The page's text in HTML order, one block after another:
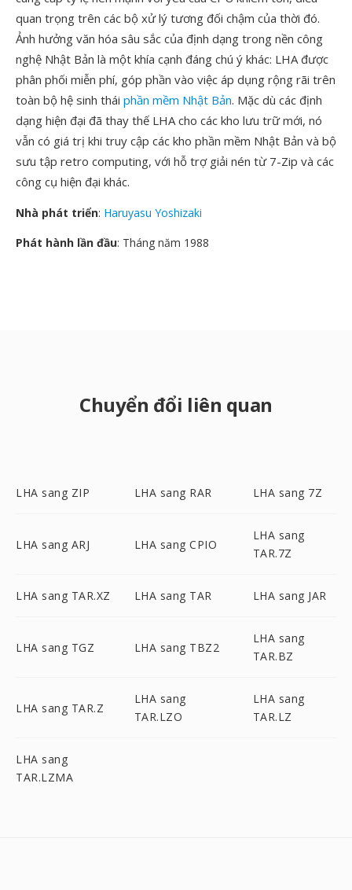
quan trọng trên các bộ xử lý tương đối chậm của thời đó.
Ảnh hưởng văn hóa sâu sắc của định dạng trong nền công
nghệ Nhật Bản là một khía cạnh đáng chú ý khác: LHA được
phân phối miễn phí, góp phần vào việc áp dụng rộng rãi trên
toàn bộ hệ sinh thái phần mềm Nhật Bản. Mặc dù các định
dạng hiện đại đã thay thế LHA cho các kho lưu trữ mới, nó
vẫn có giá trị khi truy cập các kho phần mềm Nhật Bản và bộ
sưu tập retro computing, với hỗ trợ giải nén từ 7-Zip và các
công cụ hiện đại khác.
Nhà phát triển: Haruyasu Yoshizaki
Phát hành lần đầu: Tháng năm 1988
Chuyển đổi liên quan
LHA sang ZIP LHA sang RAR LHA sang 7Z
LHA sang ARJ LHA sang CPIO
LHA sang
TAR.7Z
LHA sang TAR.XZ LHA sang TAR LHA sang JAR
LHA sang TGZ LHA sang TBZ2
LHA sang
TAR.BZ
LHA sang TAR.Z
LHA sang
TAR.LZO
LHA sang
TAR.LZ
LHA sang
TAR.LZMA